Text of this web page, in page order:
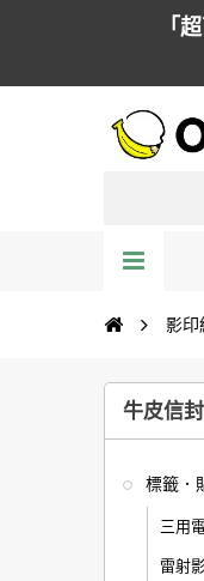
「
影印
牛皮信封
標籤．
三用
雷射